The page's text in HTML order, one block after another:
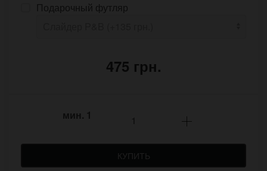
Подарочный футляр
475 грн.
мин. 1
КУПИТЬ